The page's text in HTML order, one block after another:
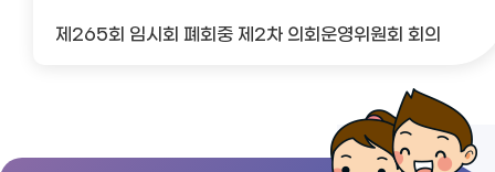
제265회 임시회 폐회중 제2차 의회운영위원회 회의